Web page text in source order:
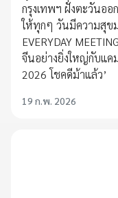
กรุงเทพฯ ฝั่งตะวันออ
ให้ทุกๆ วันมีความสุข
EVERYDAY
จีนอย่างยิ่งใหญ่กับแคม
2026 โชคดีม้าแล้ว’
19 ก.พ. 2026